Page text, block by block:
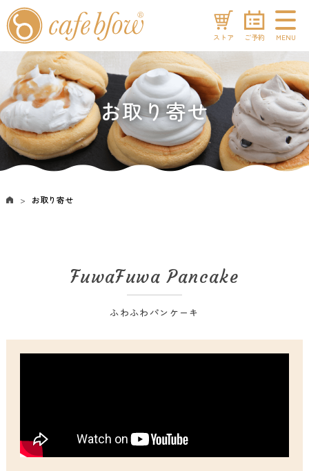
MENU
ご予約
ストア
お取り寄せ
お取り寄せ
FuwaFuwa Pancake
ふわふわパンケーキ